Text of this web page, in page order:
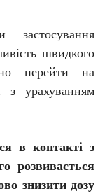
швидкого
перейти на
урахуванням
в контакті з
розвивається
знизити дозу